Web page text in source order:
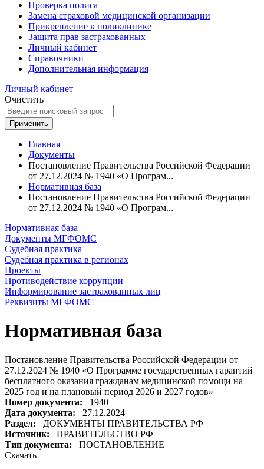
Проверка полиса
Замена страховой медицинской организации
Прикрепление к поликлинике
Защита прав застрахованных
Личный кабинет
Справочники
Дополнительная информация
Личный кабинет
Очистить
Применить
Главная
Документы
Постановление Правительства Российской Федерации
от 27.12.2024 № 1940 «О Програм...
Нормативная база
Постановление Правительства Российской Федерации
от 27.12.2024 № 1940 «О Програм...
Нормативная база
Документы МГФОМС
Судебная практика
Судебная практика в регионах
Проекты
Противодействие коррупции
Информирование застрахованных лиц
Реквизиты МГФОМС
Нормативная база
Постановление Правительства Российской Федерации от
27.12.2024 № 1940 «О Программе государственных гарантий
бесплатного оказания гражданам медицинской помощи на
2025 год и на плановый период 2026 и 2027 годов»
Номер документа: 1940
Дата документа: 27.12.2024
Раздел: ДОКУМЕНТЫ ПРАВИТЕЛЬСТВА РФ
Источник: ПРАВИТЕЛЬСТВО РФ
Тип документа: ПОСТАНОВЛЕНИЕ
Скачать